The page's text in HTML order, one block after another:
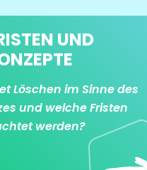
UND
Löschen im Sinne des
und welche Fristen
werden?